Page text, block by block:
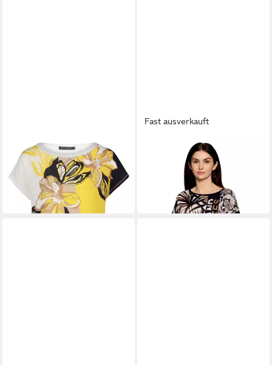
BETTY BARCLAY
Shirtbluse Shirt Kurz 1/2
Arm
59,99 €
Fast ausverkauft
BETTY BARCLAY
Kurzarmshirt Damen mit
Ärmelaufschlag (1-tlg)
UVP 59,99 €